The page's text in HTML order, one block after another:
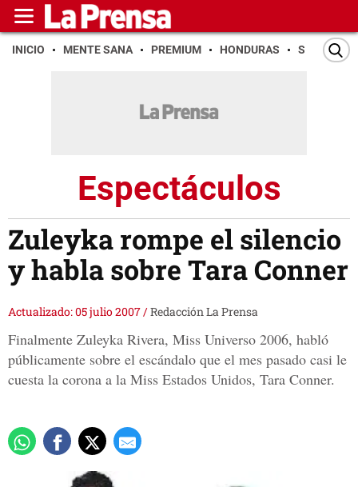
INICIO MENTE SANA PREMIUM HONDURAS SAN PEDRO
Espectáculos
Zuleyka rompe el silencio
y habla sobre Tara Conner
Actualizado: 05 julio 2007/Redacción La Prensa
Finalmente Zuleyka Rivera, Miss Universo 2006, habló
públicamente sobre el escándalo que el mes pasado casi le
cuesta la corona a la Miss Estados Unidos, Tara Conner.